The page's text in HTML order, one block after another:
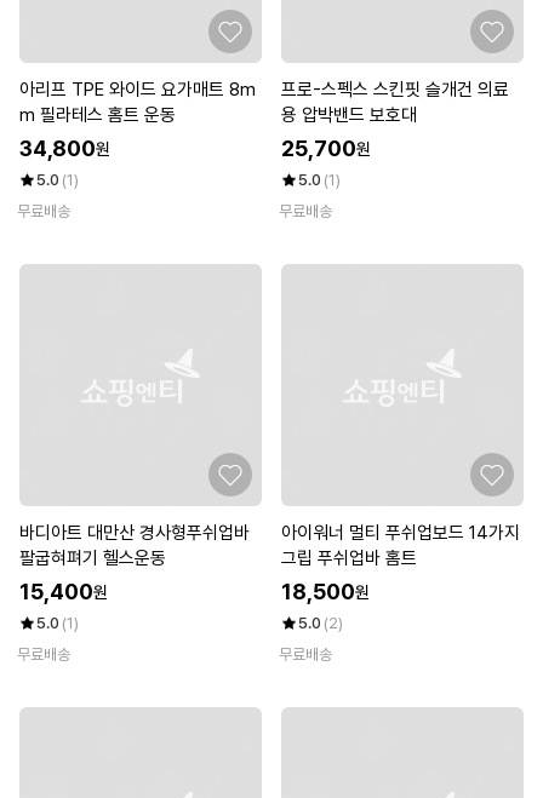
아리프 TPE 와이드 요가매트 8m
m 필라테스 홈트 운동
34,800원
5.0 (1)
무료배송
프로-스펙스 스킨핏 슬개건 의료
용 압박밴드 보호대
25,700원
5.0 (1)
무료배송
바디아트 대만산 경사형푸쉬업바
팔굽혀펴기 헬스운동
15,400원
5.0 (1)
무료배송
아이워너 멀티 푸쉬업보드 14가지
그립 푸쉬업바 홈트
18,500원
5.0 (2)
무료배송